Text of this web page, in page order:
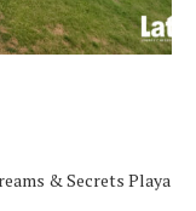
& Secrets Playa